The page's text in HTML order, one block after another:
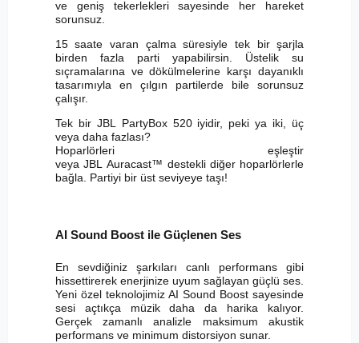
ve geniş tekerlekleri sayesinde her hareket
sorunsuz.
15 saate varan çalma süresiyle tek bir şarjla
birden fazla parti yapabilirsin. Üstelik su
sıçramalarına ve dökülmelerine karşı dayanıklı
tasarımıyla en çılgın partilerde bile sorunsuz
çalışır.
Tek bir JBL PartyBox 520 iyidir, peki ya iki, üç
veya daha fazlası?
Hoparlörleri eşleştir
veya JBL Auracast™ destekli diğer hoparlörlerle
bağla. Partiyi bir üst seviyeye taşı!
AI Sound Boost ile Güçlenen Ses
En sevdiğiniz şarkıları canlı performans gibi
hissettirerek enerjinize uyum sağlayan güçlü ses.
Yeni özel teknolojimiz AI Sound Boost sayesinde
sesi açtıkça müzik daha da harika kalıyor.
Gerçek zamanlı analizle maksimum akustik
performans ve minimum distorsiyon sunar.